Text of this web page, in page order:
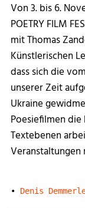
Von 3. bis 6.
POETRY FILM
mit Thomas
Künstlerischen
dass sich die
unserer Zeit
Ukraine
Poesiefilmen
Textebenen
Veranstaltungen
• Denis